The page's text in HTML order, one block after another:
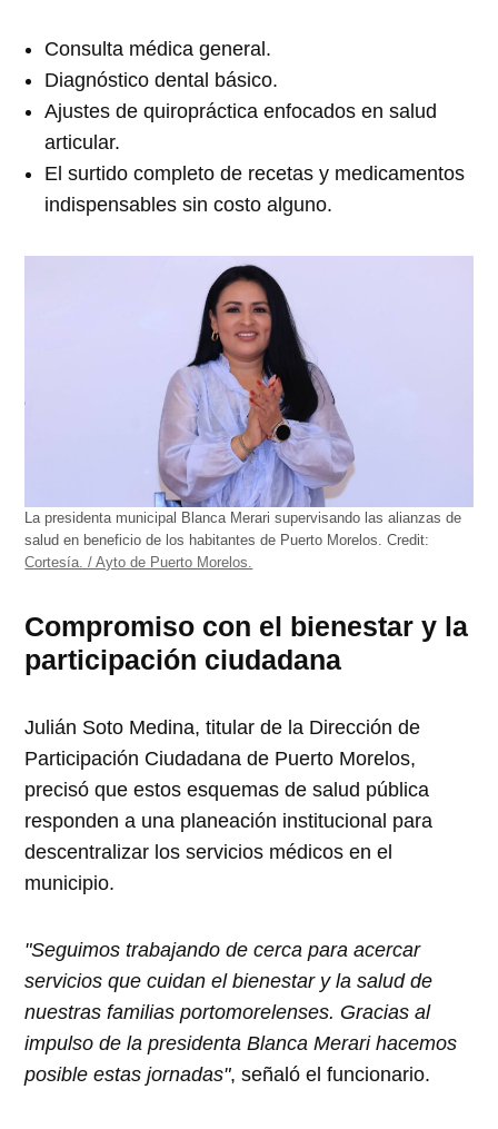
Consulta médica general.
Diagnóstico dental básico.
Ajustes de quiropráctica enfocados en salud
articular.
El surtido completo de recetas y medicamentos
indispensables sin costo alguno.
La presidenta municipal Blanca Merari supervisando las alianzas de
salud en beneficio de los habitantes de Puerto Morelos.Credit:
Cortesía. / Ayto de Puerto Morelos.
Compromiso con el bienestar y la
participación ciudadana
Julián Soto Medina, titular de la Dirección de
Participación Ciudadana de Puerto Morelos,
precisó que estos esquemas de salud pública
responden a una planeación institucional para
descentralizar los servicios médicos en el
municipio.
"Seguimos trabajando de cerca para acercar
servicios que cuidan el bienestar y la salud de
nuestras familias portomorelenses. Gracias al
impulso de la presidenta Blanca Merari hacemos
posible estas jornadas", señaló el funcionario.